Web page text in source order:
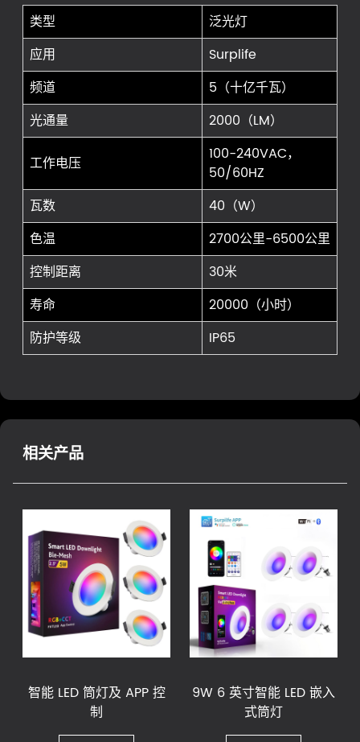
类型
泛光灯
应用
Surplife
频道
5（十亿千瓦）
光通量
2000（LM）
工作电压
100-240VAC，
50/60HZ
瓦数
40（W）
色温
2700公里-6500公里
控制距离
30米
寿命
20000（小时）
防护等级
IP65
相关产品
智能 LED 筒灯及 APP 控
制
9W 6 英寸智能 LED 嵌入
式筒灯